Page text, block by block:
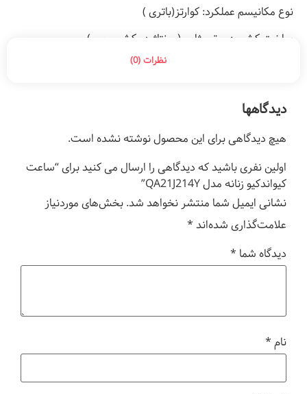
نوع مکانیسم عملکرد: کوارتز(باتری )
ساخت کشور : موتور ژاپن (مونتاژ در کشور چین)
نظرات (0)
دیدگاهها
هیچ دیدگاهی برای این محصول نوشته نشده است.
اولین نفری باشید که دیدگاهی را ارسال می کنید برای “ساعت
کیواندکیو زنانه مدل QA21J214Y”
نشانی ایمیل شما منتشر نخواهد شد. بخش‌های موردنیاز
علامت‌گذاری شده‌اند *
دیدگاه شما *
نام *